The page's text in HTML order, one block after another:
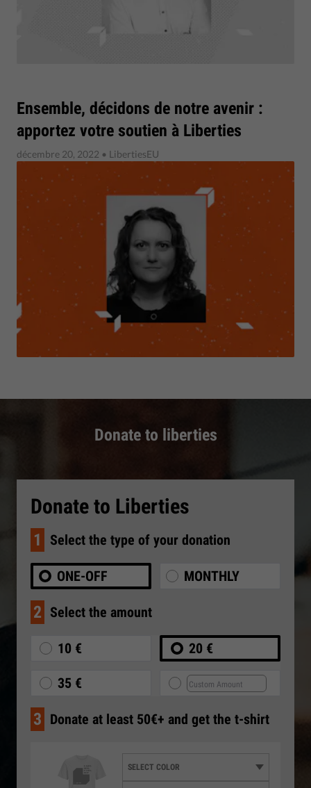
Ensemble, décidons de notre avenir :
apportez votre soutien à Liberties
décembre 20, 2022 • LibertiesEU
Donate to liberties
Donate to Liberties
1 Select the type of your donation
ONE-OFF MONTHLY
2 Select the amount
10 € 20 €
35 €
3 Donate at least 50€+ and get the t-shirt